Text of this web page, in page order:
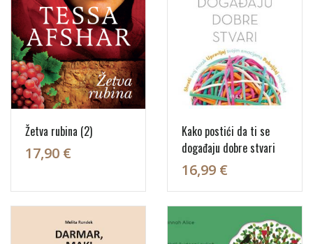
Žetva rubina (2)
17,90 €
Kako postići da ti se
događaju dobre stvari
16,99 €